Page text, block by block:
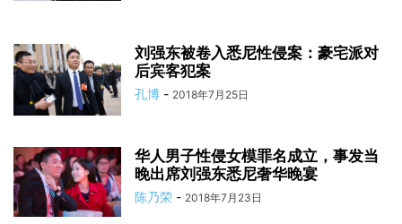
刘强东被卷入悉尼性侵案：豪宅派对
后宾客犯案
孔博 - 2018年7月25日
华人男子性侵女模罪名成立，事发当
晚出席刘强东悉尼奢华晚宴
陈乃荣 - 2018年7月23日